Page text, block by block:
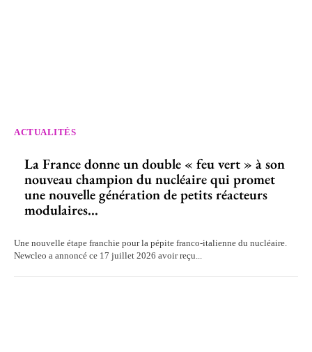
ACTUALITÉS
La France donne un double « feu vert » à son
nouveau champion du nucléaire qui promet
une nouvelle génération de petits réacteurs
modulaires...
Une nouvelle étape franchie pour la pépite franco-italienne du nucléaire.
Newcleo a annoncé ce 17 juillet 2026 avoir reçu...